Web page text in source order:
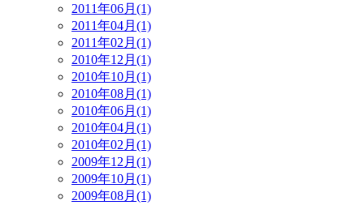
2011年06月(1)
2011年04月(1)
2011年02月(1)
2010年12月(1)
2010年10月(1)
2010年08月(1)
2010年06月(1)
2010年04月(1)
2010年02月(1)
2009年12月(1)
2009年10月(1)
2009年08月(1)